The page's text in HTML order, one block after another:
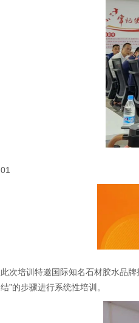
01
此次培训特邀国际知名石材胶水品
结”的步骤进行系统性培训。